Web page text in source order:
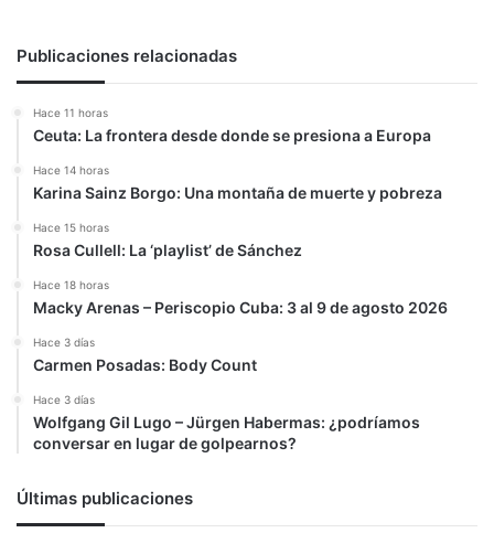
Publicaciones relacionadas
Hace 11 horas
Ceuta: La frontera desde donde se presiona a Europa
Hace 14 horas
Karina Sainz Borgo: Una montaña de muerte y pobreza
Hace 15 horas
Rosa Cullell: La ‘playlist’ de Sánchez
Hace 18 horas
Macky Arenas – Periscopio Cuba: 3 al 9 de agosto 2026
Hace 3 días
Carmen Posadas: Body Count
Hace 3 días
Wolfgang Gil Lugo – Jürgen Habermas: ¿podríamos
conversar en lugar de golpearnos?
Últimas publicaciones